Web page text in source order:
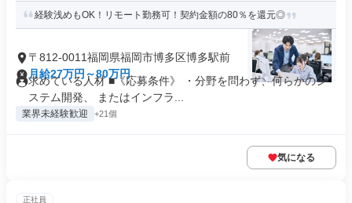
経験浅めもOK！リモート勤務可！契約金額の80％を還元◎
〒812-0011福岡県福岡市博多区博多駅前
月給27万円～80万円
求めている人材 ■《応募条件》 ・分野を問わず、何らかのシ
ステム開発、 またはインフラ...
業界未経験歓迎 +21個
気になる
正社員